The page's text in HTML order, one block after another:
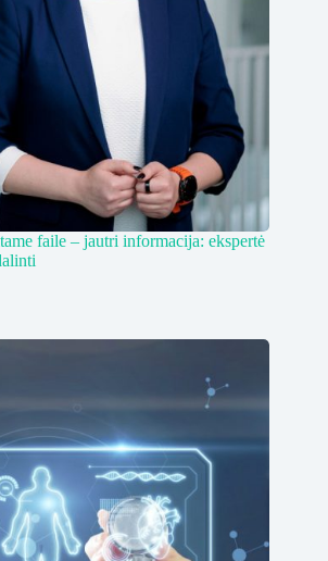
faile – jautri informacija: ekspertė